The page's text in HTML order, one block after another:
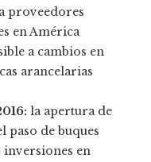
proveedores
en América
a cambios en
arancelarias
la apertura de
paso de buques
inversiones en